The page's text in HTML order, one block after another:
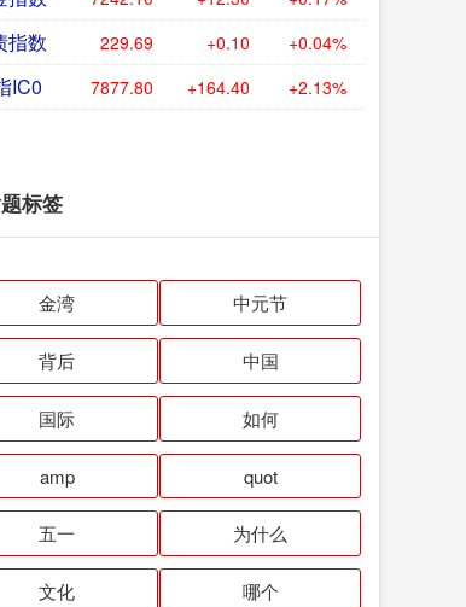
指数 229.69 +0.10 +0.04%
IC0 7877.80 +164.40 +2.13%
标签
金湾 中元节
背后 中国
国际 如何
amp quot
五一 为什么
文化 哪个